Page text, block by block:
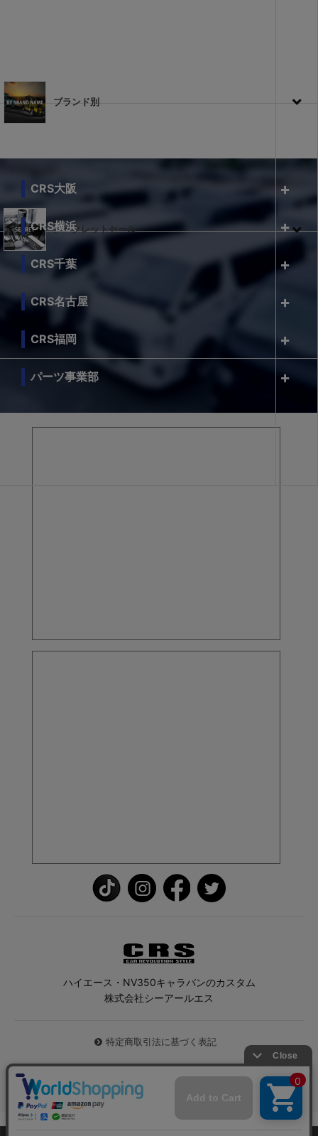
ブランド別
シークレットセール
CRS大阪
CRS横浜
CRS千葉
CRS名古屋
CRS福岡
パーツ事業部
ハイエース・NV350キャラバンのカスタム
株式会社シーアールエス
特定商取引法に基づく表記
© 2026 ハイエース専門店CRS All Rights Reserved.